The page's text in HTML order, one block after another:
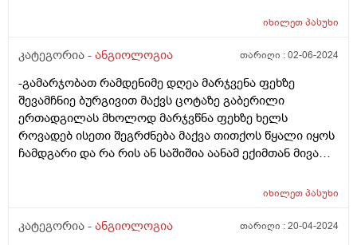
წვით,თავის არეში ძლიერი მოჭერითი ტკვილი და
ოფლიანობა.ყოველ წელს მიმძიმდება შეგრძნება.უკვე
დაავადება ინკურნება?ძლიერი მგრძნობელობა
გამოსხივების მიმართ?
იხილეთპასუხი
კატეგორია - ანგიოლოგია თარიღი :02-06-2024
-გამარჯობათ რამდენიმე დღეა მარჯვენა ფეხზე
შევამჩნიე ბურგივით მაქვს ცოტაზე გაბერილი
ერთადგილას მხოლოდ მარჯვწნა ფეხზე ხელს
როვადებ ისეთი შეგრძნება მაქვა თითქოს წყალი იყოს
ჩამდგარი და რა რის ან საშიშია აანამ ექიმთან მივალ
იხილეთპასუხი
კატეგორია - ანგიოლოგია თარიღი :20-04-2024